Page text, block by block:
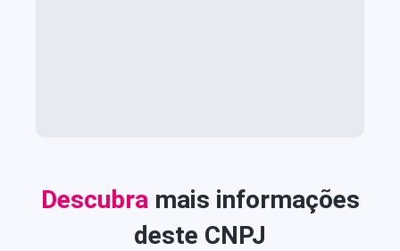
Descubra mais informações
deste CNPJ